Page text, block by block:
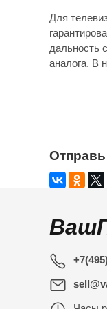
Для
дальность
аналога. В